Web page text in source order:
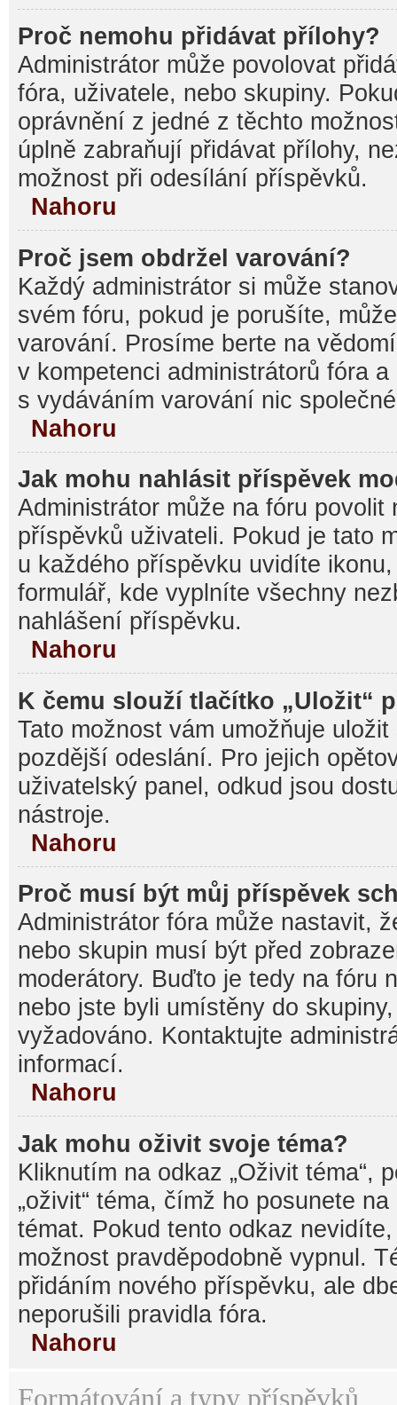
Proč nemohu přidávat přílohy?
Administrátor může povolovat
fóra, uživatele, nebo skupiny.
oprávnění z jedné z těchto
úplně zabraňují přidávat přílohy,
možnost při odesílání příspěvků.
Nahoru
Proč jsem obdržel varování?
Každý administrátor si může
svém fóru, pokud je porušíte,
varování. Prosíme berte na
v kompetenci administrátorů fóra
s vydáváním varování nic
Nahoru
Jak mohu nahlásit příspěvek
Administrátor může na fóru povolit
příspěvků uživateli. Pokud je tato
u každého příspěvku uvidíte
formulář, kde vyplníte všechny
nahlášení příspěvku.
Nahoru
K čemu slouží tlačítko „Uložit“
Tato možnost vám umožňuje
pozdější odeslání. Pro jejich
uživatelský panel, odkud jsou
nástroje.
Nahoru
Proč musí být můj příspěvek
Administrátor fóra může nastavit,
nebo skupin musí být před
moderátory. Buďto je tedy na fóru
nebo jste byli umístěny do
vyžadováno. Kontaktujte
informací.
Nahoru
Jak mohu oživit svoje téma?
Kliknutím na odkaz „Oživit téma“,
„oživit“ téma, čímž ho posunete
témat. Pokud tento odkaz
možnost pravděpodobně vypnul.
přidáním nového příspěvku, ale
neporušili pravidla fóra.
Nahoru
Formátování a typy příspěvků